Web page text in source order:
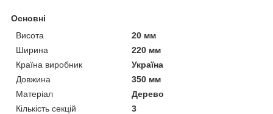
Основні
Висота
20 мм
Ширина
220 мм
Країна виробник
Україна
Довжина
350 мм
Матеріал
Дерево
Кількість секцій
3